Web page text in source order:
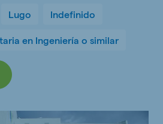
Lugo Indefinido
en Ingeniería o similar